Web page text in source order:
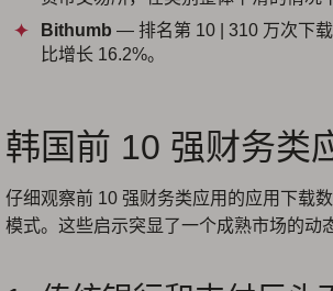
Bithumb — 排名第 10 | 310 万次下
比增长 16.2%。
韩国前 10 强财务类
仔细观察前 10 强财务类应用的应用下载
模式。这些启示突显了一个成熟市场的动